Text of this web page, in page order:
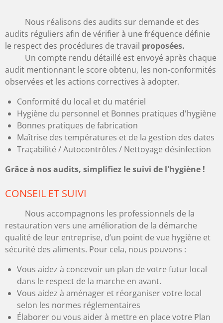
Nous réalisons des audits sur demande et des
audits réguliers afin de vérifier à une fréquence définie
le respect des procédures de travail proposées.
Un compte rendu détaillé est envoyé après chaque
audit mentionnant le score obtenu, les non-conformités
observées et les actions correctives à adopter.
Conformité du local et du matériel
Hygiène du personnel et Bonnes pratiques d'hygiène
Bonnes pratiques de fabrication
Maîtrise des températures et de la gestion des dates
Traçabilité / Autocontrôles / Nettoyage désinfection
Grâce à nos audits, simplifiez le suivi de l'hygiène !
CONSEIL ET SUIVI
Nous accompagnons les professionnels de la
restauration vers une amélioration de la démarche
qualité de leur entreprise, d’un point de vue hygiène et
sécurité des aliments. Pour cela, nous pouvons :
Vous aidez à concevoir un plan de votre futur local
dans le respect de la marche en avant.
Vous aidez à aménager et réorganiser votre local
selon les normes réglementaires
Élaborer ou vous aider à mettre en place votre Plan